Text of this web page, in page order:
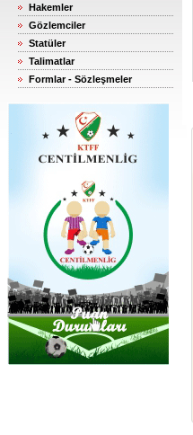
Hakemler
Gözlemciler
Statüler
Talimatlar
Formlar - Sözleşmeler